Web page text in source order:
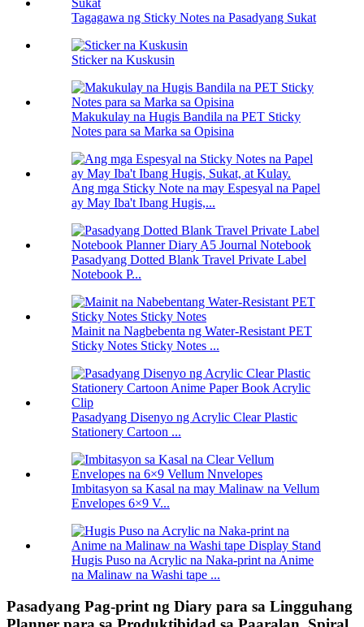
Tagagawa ng Sticky Notes na Pasadyang Sukat
Sticker na Kuskusin
Makukulay na Hugis Bandila na PET Sticky
Notes para sa Marka sa Opisina
Ang mga Sticky Note na may Espesyal na Papel
ay May Iba't Ibang Hugis,...
Pasadyang Dotted Blank Travel Private Label
Notebook P...
Mainit na Nagbebenta ng Water-Resistant PET
Sticky Notes Sticky Notes ...
Pasadyang Disenyo ng Acrylic Clear Plastic
Stationery Cartoon ...
Imbitasyon sa Kasal na may Malinaw na Vellum
Envelopes 6×9 V...
Hugis Puso na Acrylic na Naka-print na Anime
na Malinaw na Washi tape ...
Pasadyang Pag-print ng Diary para sa Lingguhang